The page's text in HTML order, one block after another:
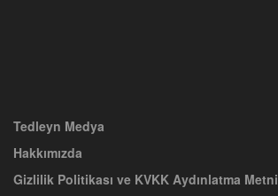
Tedleyn Medya
Hakkımızda
Gizlilik Politikası ve KVKK Aydınlatma Metni